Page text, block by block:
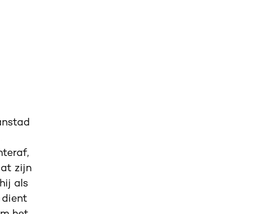
zijn
als
dient